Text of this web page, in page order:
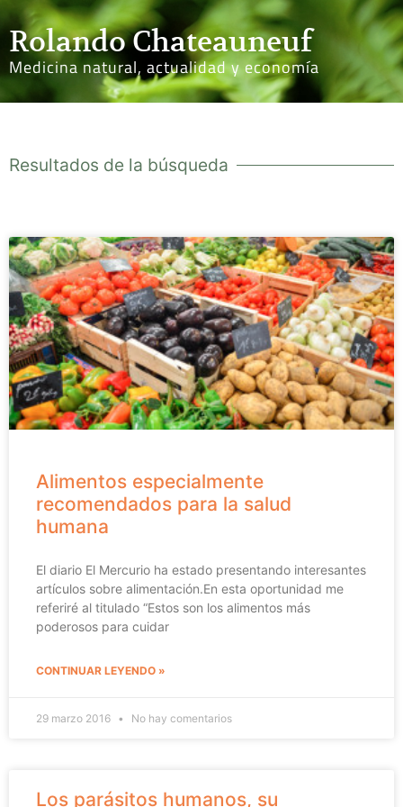
Rolando Chateauneuf
Medicina natural, actualidad y economía
Resultados de la búsqueda
Alimentos especialmente
recomendados para la salud
humana
El diario El Mercurio ha estado presentando interesantes
artículos sobre alimentación.En esta oportunidad me
referiré al titulado “Estos son los alimentos más
poderosos para cuidar
CONTINUAR LEYENDO »
29 marzo 2016 No hay comentarios
Los parásitos humanos, su